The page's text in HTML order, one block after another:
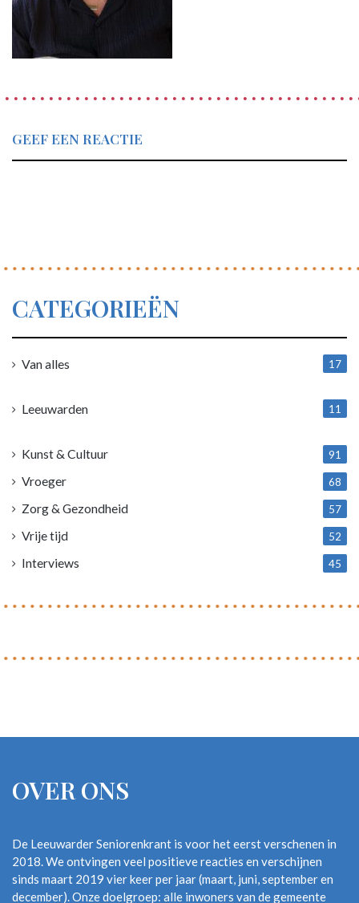
GEEF EEN REACTIE
CATEGORIEËN
Van alles
17
Leeuwarden
11
Kunst & Cultuur 91
Vroeger 68
Zorg & Gezondheid 57
Vrije tijd 52
Interviews 45
OVER ONS
De Leeuwarder Seniorenkrant is voor het eerst verschenen in
2018. We ontvingen veel positieve reacties en verschijnen
sinds maart 2019 vier keer per jaar (maart, juni, september en
december). Onze doelgroep: alle inwoners van de gemeente